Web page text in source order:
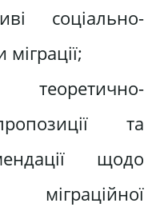
соціально-
та
щодо